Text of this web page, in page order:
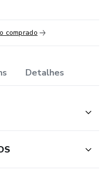
pasta de leite Ninho
alto poder de fidelização de
Online, disponível
comprado
Detalhes